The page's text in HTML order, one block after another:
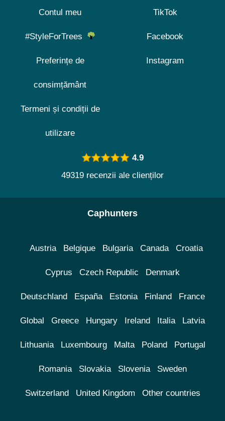
Contul meu
#StyleForTrees
Preferințe de
consimțământ
Termeni și condiții de
utilizare
TikTok
Facebook
Instagram
4.9
49319 recenzii ale clienților
Caphunters
Austria Belgique Bulgaria Canada Croatia
Cyprus Czech Republic Denmark
Deutschland España Estonia Finland France
Global Greece Hungary Ireland Italia Latvia
Lithuania Luxembourg Malta Poland Portugal
Romania Slovakia Slovenia Sweden
Switzerland United Kingdom Other countries